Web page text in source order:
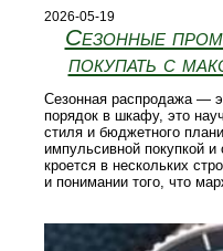
2026-05-19
Сезонные
покупать с
Сезонная распродажа —
порядок в шкафу, это
стиля и бюджетного
импульсивной покупкой и
кроется в нескольких
и понимании того, что